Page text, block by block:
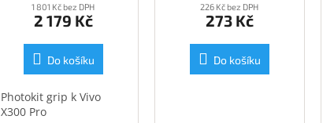
1 801 Kč bez DPH
2 179 Kč
Do košíku
Photokit grip k Vivo
X300 Pro
226 Kč bez DPH
273 Kč
Do košíku